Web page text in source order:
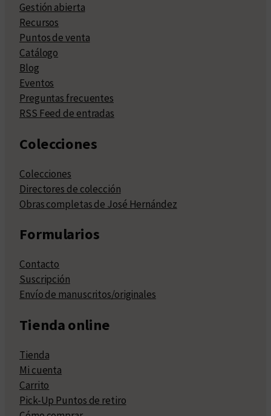
Gestión abierta
Recursos
Puntos de venta
Catálogo
Blog
Eventos
Preguntas frecuentes
RSS Feed de entradas
Colecciones
Colecciones
Directores de colección
Obras completas de José Hernández
Formularios
Contacto
Suscripción
Envío de manuscritos/originales
Tienda online
Tienda
Mi cuenta
Carrito
Pick-Up Puntos de retiro